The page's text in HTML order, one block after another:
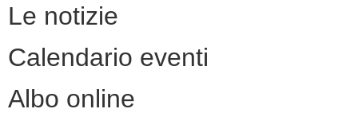
Le notizie
Calendario eventi
Albo online